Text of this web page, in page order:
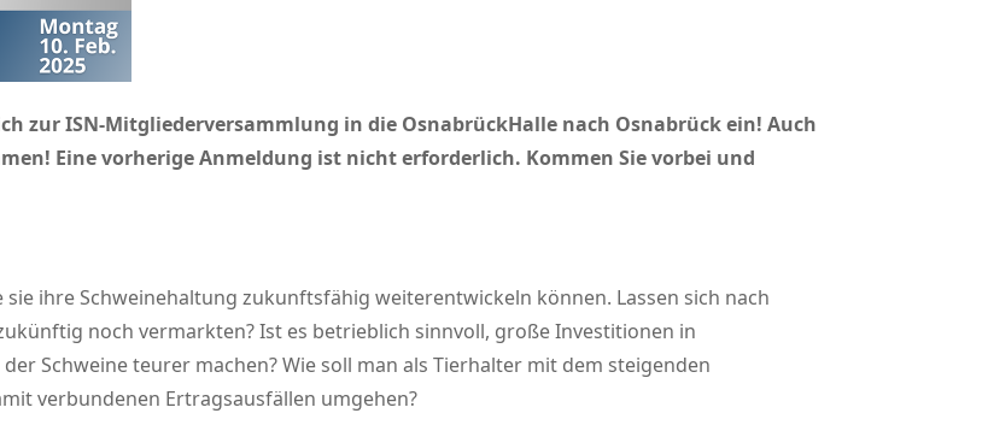
zur ISN-Mitgliederversammlung in die OsnabrückHalle nach Osnabrück ein! Auch
Eine vorherige Anmeldung ist nicht erforderlich. Kommen Sie vorbei und
ihre Schweinehaltung zukunftsfähig weiterentwickeln können. Lassen sich nach
noch vermarkten? Ist es betrieblich sinnvoll, große Investitionen in
Schweine teurer machen? Wie soll man als Tierhalter mit dem steigenden
verbundenen Ertragsausfällen umgehen?